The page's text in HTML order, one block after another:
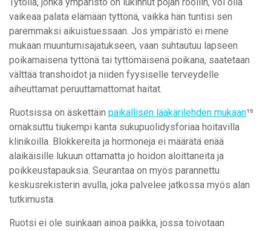
vaikeaa palata elämään tyttönä, vaikka hän tuntisi sen
paremmaksi aikuistuessaan. Jos ympäristö ei mene
mukaan muuntumisajatukseen, vaan suhtautuu lapseen
poikamaisena tyttönä tai tyttömäisenä poikana, saatetaan
välttää transhoidot ja niiden fyysiselle terveydelle
aiheuttamat peruuttamattomat haitat.
Ruotsissa on äskettäin paikallisen lääkärilehden mukaan¹⁵
omaksuttu tiukempi kanta sukupuolidysforiaa hoitavilla
klinikoilla. Blokkereita ja hormoneja ei määrätä enää
alaikäisille lukuun ottamatta jo hoidon aloittaneita ja
poikkeustapauksia. Seurantaa on myös parannettu
keskusrekisterin avulla, joka palvelee jatkossa myös alan
tutkimusta.
Ruotsi ei ole suinkaan ainoa paikka, jossa toivotaan